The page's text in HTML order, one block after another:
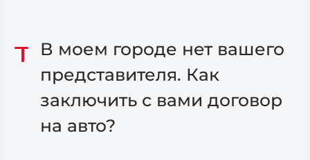
В моем городе нет вашего
представителя. Как
заключить с вами договор
на авто?